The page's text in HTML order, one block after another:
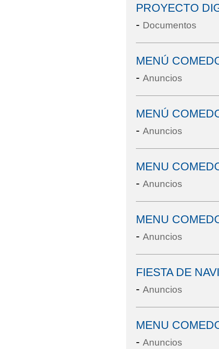
PROYECTO
- Documentos
MENÚ
- Anuncios
MENÚ
- Anuncios
MENU
- Anuncios
MENU
- Anuncios
FIESTA DE
- Anuncios
MENU
- Anuncios